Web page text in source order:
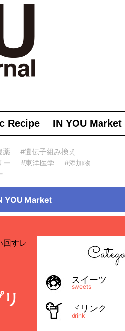
Recipe IN YOU Market
薬
#遺伝子組み換え
ー
#東洋医学
#添加物
YOU Market
回すレ
スイーツ
sweets
ドリンク
drink